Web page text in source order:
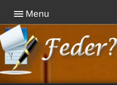
Menu
Feder Feuer!
Vertraue niemandem,
ist als sein